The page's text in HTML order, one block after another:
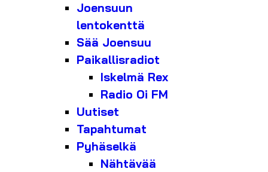
Joensuun
lentokenttä
Sää Joensuu
Paikallisradiot
Iskelmä Rex
Radio Oi FM
Uutiset
Tapahtumat
Pyhäselkä
Nähtävää